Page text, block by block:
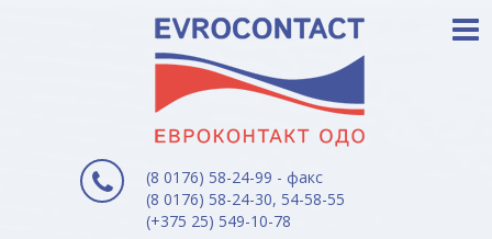
(8 0176) 58-24-99 - факс
(8 0176) 58-24-30, 54-58-55
(+375 25) 549-10-78